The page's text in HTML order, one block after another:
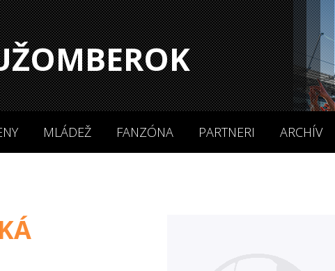
MLÁDEŽ FANZÓNA PARTNERI ARCHÍV